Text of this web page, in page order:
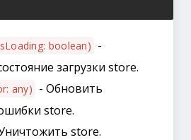
boolean) -
загрузки store.
any) - Обновить
store.
store.